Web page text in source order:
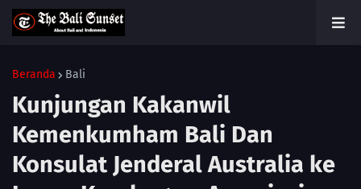
Beranda Bali
Kunjungan Kakanwil
Kemenkumham Bali Dan
Konsulat Jenderal Australia ke